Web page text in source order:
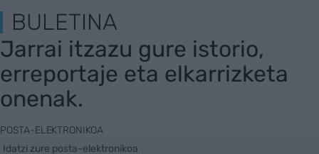
BULETINA
Jarrai itzazu gure istorio,
erreportaje eta elkarrizketa
onenak.
POSTA-ELEKTRONIKOA